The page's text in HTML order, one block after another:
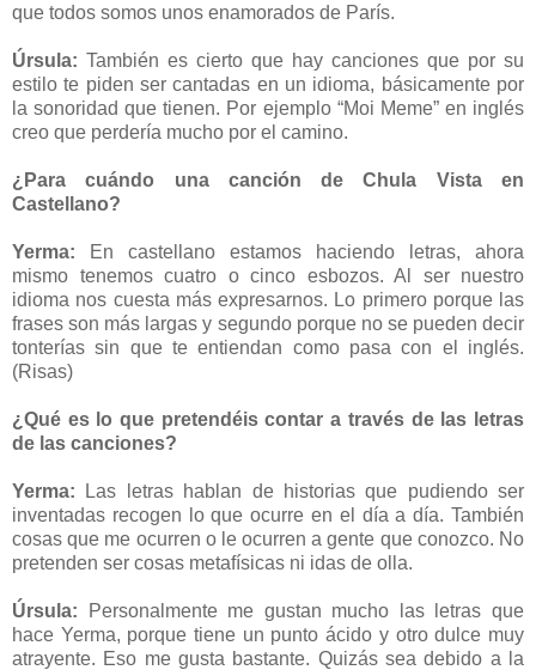
que todos somos unos enamorados de París.
Úrsula: También es cierto que hay canciones que por su
estilo te piden ser cantadas en un idioma, básicamente por
la sonoridad que tienen. Por ejemplo “Moi Meme” en inglés
creo que perdería mucho por el camino.
¿Para cuándo una canción de Chula Vista en
Castellano?
Yerma: En castellano estamos haciendo letras, ahora
mismo tenemos cuatro o cinco esbozos. Al ser nuestro
idioma nos cuesta más expresarnos. Lo primero porque las
frases son más largas y segundo porque no se pueden decir
tonterías sin que te entiendan como pasa con el inglés.
(Risas)
¿Qué es lo que pretendéis contar a través de las letras
de las canciones?
Yerma:
Las letras hablan de historias que pudiendo ser
inventadas recogen lo que ocurre en el día a día. También
cosas que me ocurren o le ocurren a gente que conozco. No
pretenden ser cosas metafísicas ni idas de olla.
Úrsula: Personalmente me gustan mucho las letras que
hace Yerma, porque tiene un punto ácido y otro dulce muy
atrayente. Eso me gusta bastante. Quizás sea debido a la